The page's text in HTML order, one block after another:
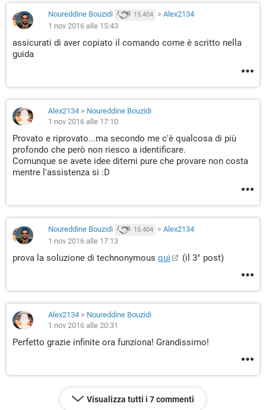
Noureddine Bouzidi 15.404 > Alex2134
1 nov 2016 alle 15:43
assicurati di aver copiato il comando come è scritto nella
guida
Alex2134 > Noureddine Bouzidi
1 nov 2016 alle 17:10
Provato e riprovato...ma secondo me c'è qualcosa di più
profondo che però non riesco a identificare.
Comunque se avete idee ditemi pure che provare non costa
mentre l'assistenza si :D
Noureddine Bouzidi 15.404 > Alex2134
1 nov 2016 alle 17:13
prova la soluzione di technonymous qui (il 3° post)
Alex2134 > Noureddine Bouzidi
1 nov 2016 alle 20:31
Perfetto grazie infinite ora funziona! Grandissimo!
Visualizza tutti i 7 commenti